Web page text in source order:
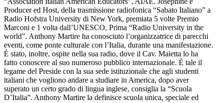
Producer ed Host, della trasmissione radiofonica “Sabato Italiano” a
Radio Hofstra University di New York, premiata 5 volte Premio
Marconi e 1 volta dall’UNESCO, Prima “Radio University in the
world”. Anthony Martire ha conosciuto l’organizzatrice di parecchi
eventi, come ponte culturale con l’Italia, durante una manifestazione.
È stato, inoltre, ospite nella sua radio, dove il Cav. Maietta lo ha
fatto conoscere al suo numeroso pubblico internazionale. È tale il
legame del Preside con la sua sede istituzionale che agli studenti
italiani che vogliono andare a studiare in America, dopo aver
superato un certo grado di lingua inglese, consiglia la “Scuola
D’Italia”. Anthony Martire la definisce scuola unica, speciale ed